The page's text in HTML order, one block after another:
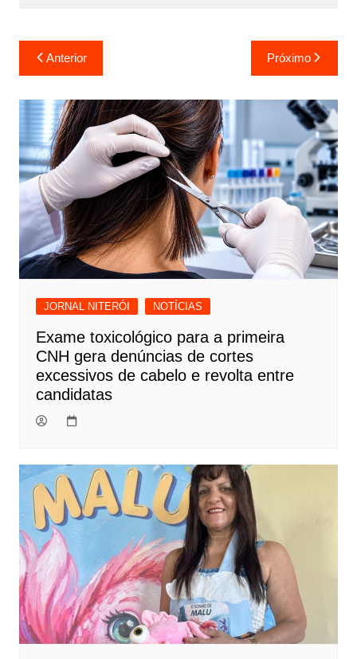
Navegação
de
Post
Anterior Próximo
JORNAL NITERÓI NOTÍCIAS
Exame toxicológico para a primeira
CNH gera denúncias de cortes
excessivos de cabelo e revolta entre
candidatas